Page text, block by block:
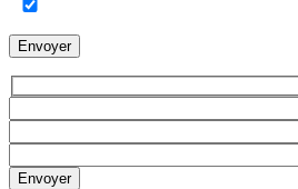
Envoyer
Envoyer